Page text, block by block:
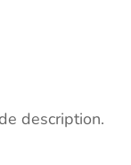
description.